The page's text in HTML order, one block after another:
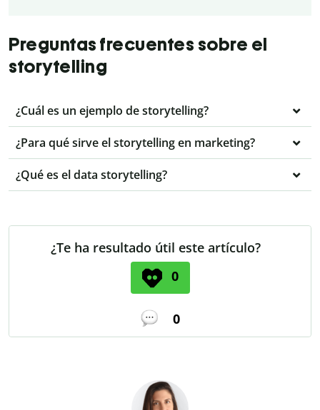
Preguntas frecuentes sobre el
storytelling
¿Cuál es un ejemplo de storytelling?
¿Para qué sirve el storytelling en marketing?
¿Qué es el data storytelling?
¿Te ha resultado útil este artículo?
0
0